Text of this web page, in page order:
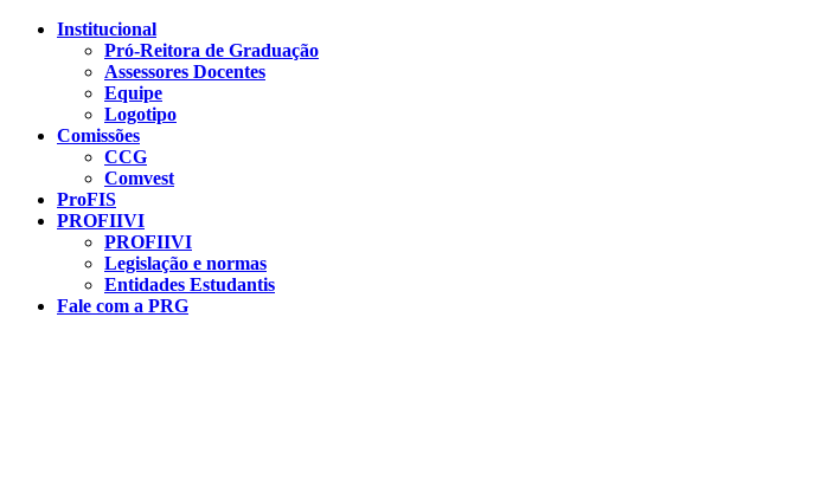
Conteúdo principal
Institucional
Pró-Reitora de Graduação
Assessores Docentes
Equipe
Logotipo
Comissões
CCG
Comvest
ProFIS
PROFIIVI
PROFIIVI
Legislação e normas
Entidades Estudantis
Fale com a PRG